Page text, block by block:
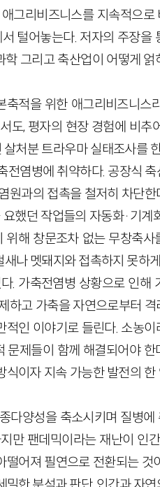
그리비즈니스를 지속적으로
털어놓는다. 저자의 주장을
학 그리고 축산업이 어떻게
적을 위한 애그리비즈니스
도, 평자의 현장 경험에 비추
처분 트라우마 실태조사를
염병에 취약하다. 공장식
과의 접촉을 철저히 차단한
했던 작업들의 자동화·기계
해 창문조차 없는 무창축
나 멧돼지와 접촉하지 못하
. 가축전염병 상황으로 인해
하고 가축을 자연으로부터
인 이야기로 들린다. 소농
제들이 함께 해결되어야
이자 지속 가능한 발전의
다양성을 축소시키며 질병
만 팬데믹이라는 재난이 인
어져 필연으로 전환되는 것